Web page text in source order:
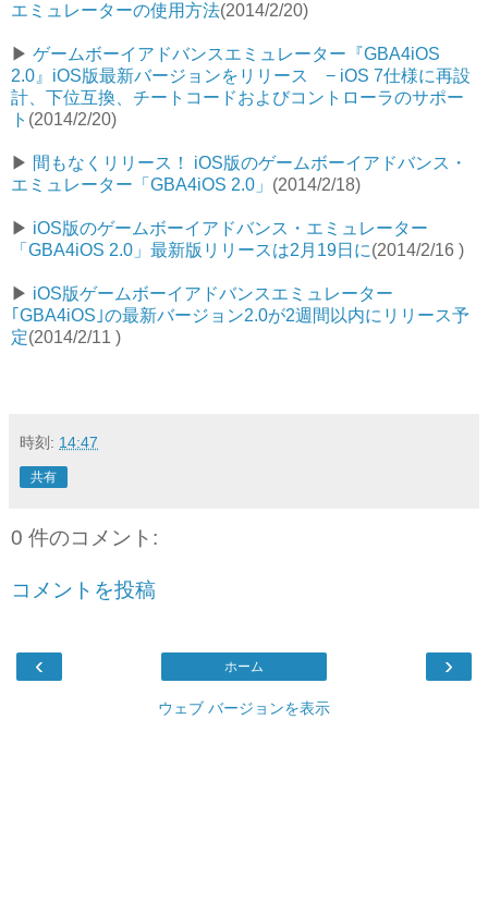
エミュレーターの使用方法(2014/2/20)
▶︎ ゲームボーイアドバンスエミュレーター『GBA4iOS
2.0』iOS版最新バージョンをリリース − iOS 7仕様に再設
計、下位互換、チートコードおよびコントローラのサポー
ト (2014/2/20)
▶︎ 間もなくリリース！ iOS版のゲームボーイアドバンス・
エミュレーター「GBA4iOS 2.0」 (2014/2/18)
▶︎ iOS版のゲームボーイアドバンス・エミュレーター
「GBA4iOS 2.0」最新版リリースは2月19日に(2014/2/16 )
▶︎ iOS版ゲームボーイアドバンスエミュレーター
｢GBA4iOS｣の最新バージョン2.0が2週間以内にリリース予
定(2014/2/11 )
時刻: 14:47
共有
0 件のコメント:
コメントを投稿
‹ ›
ホーム
ウェブ バージョンを表示